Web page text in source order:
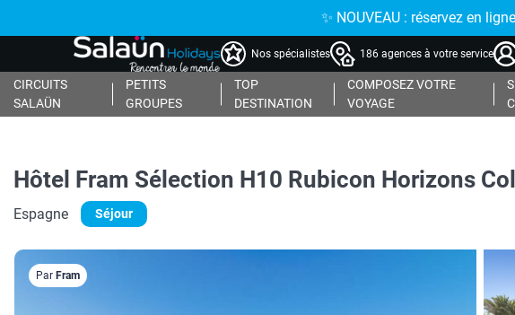
✨ NOUVEAU : réservez en
Nos spécialistes 186 agences à votre service
CIRCUITS
SALAÜN
PETITS
GROUPES
TOP
DESTINATION
COMPOSEZ VOTRE
VOYAGE
Hôtel Fram Sélection H10 Rubicon Horizons
Espagne Séjour
Par Fram